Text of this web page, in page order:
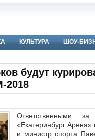
КУЛЬТУРА ШОУ-
будут
2018
Ответственными
«Екатеринбург
и министр спорта